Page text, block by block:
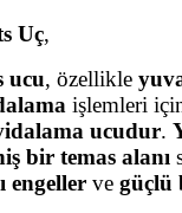
Uç,
ucu, özellikle
işlemleri
ucudur.
bir temas alanı
engeller ve güçlü